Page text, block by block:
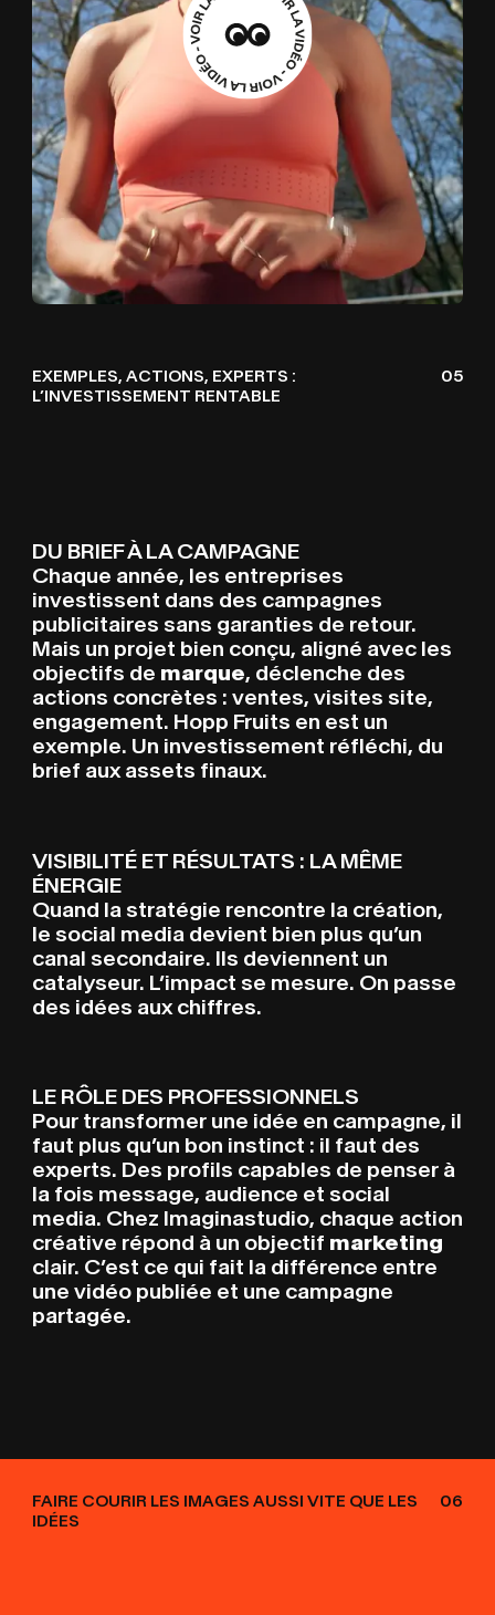
EXEMPLES, ACTIONS, EXPERTS :
L’INVESTISSEMENT RENTABLE
05
DU BRIEF À LA CAMPAGNE
Chaque année, les entreprises
investissent dans des campagnes
publicitaires sans garanties de retour.
Mais un projet bien conçu, aligné avec les
objectifs de marque, déclenche des
actions concrètes : ventes, visites site,
engagement. Hopp Fruits en est un
exemple. Un investissement réfléchi, du
brief aux assets finaux.
VISIBILITÉ ET RÉSULTATS : LA MÊME
ÉNERGIE
Quand la stratégie rencontre la création,
le social media devient bien plus qu’un
canal secondaire. Ils deviennent un
catalyseur. L’impact se mesure. On passe
des idées aux chiffres.
LE RÔLE DES PROFESSIONNELS
Pour transformer une idée en campagne, il
faut plus qu’un bon instinct : il faut des
experts. Des profils capables de penser à
la fois message, audience et social
media. Chez Imaginastudio, chaque action
créative répond à un objectif marketing
clair. C’est ce qui fait la différence entre
une vidéo publiée et une campagne
partagée.
FAIRE COURIR LES IMAGES AUSSI VITE QUE LES
IDÉES
06